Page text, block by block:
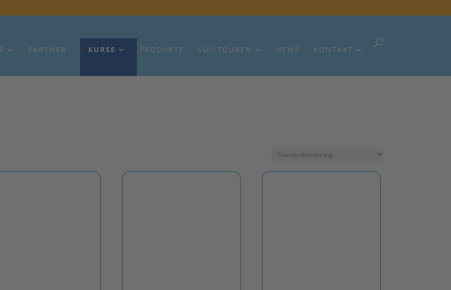
PARTNER KURSE PRODUKTE SUP-TOUREN NEWS KONTAKT